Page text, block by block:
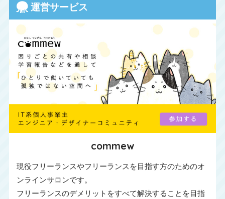
運営サービス
commew
現役フリーランスやフリーランスを目指す方のためのオ
ンラインサロンです。
フリーランスのデメリットをすべて解決することを目指